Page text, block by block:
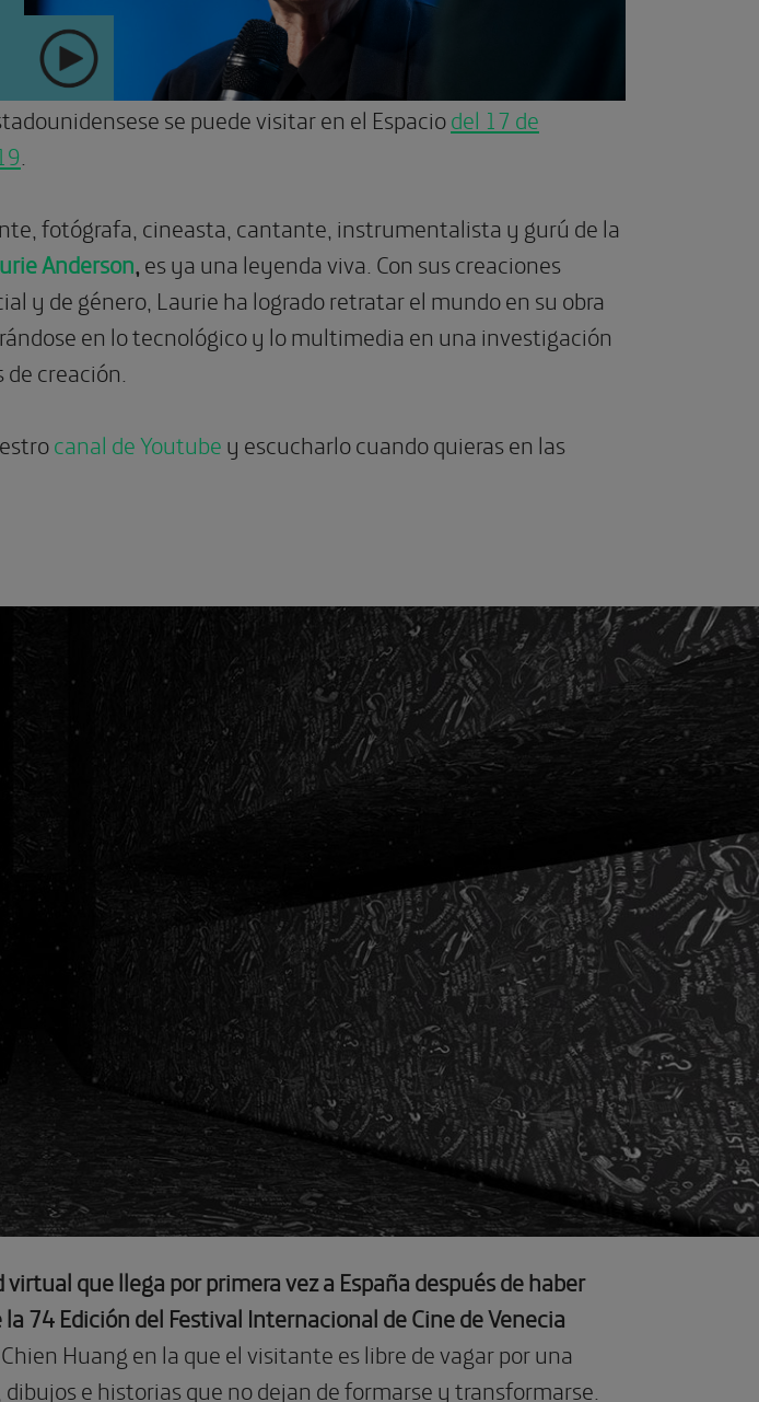
" > se puede visitar en el Espaciodel 17 de
fotógrafa, cineasta, cantante, instrumentalista y gurú de la
Anderson,es ya una leyenda viva. Con sus creaciones
y de género, Laurie ha logrado retratar el mundo en su obra
en lo tecnológico y lo multimedia en una investigación
creación.
canal de Youtubey escucharlo cuando quieras en las
que llega por primera vez a España después de haber
la 74 Edición del Festival Internacional de Cine de Venecia
Huang en la que el visitante es libre de vagar por una
e historias que no dejan de formarse y transformarse.